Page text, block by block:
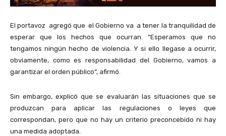
El portavoz agregó que el Gobierno va a tener la tranquilidad de
esperar que los hechos que ocurran. “Esperamos que no
tengamos ningún hecho de violencia. Y si ello llegase a ocurrir,
obviamente, como es responsabilidad del Gobierno, vamos a
garantizar el orden público”, afirmó.
Sin embargo, explicó que se evaluarán las situaciones que se
produzcan para aplicar las regulaciones o leyes que
correspondan, pero que no hay un criterio preconcebido ni hay
una medida adoptada.